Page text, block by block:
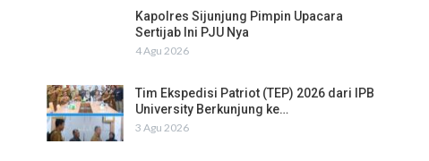
Kapolres Sijunjung Pimpin Upacara
Sertijab Ini PJU Nya
4 Agu 2026
Tim Ekspedisi Patriot (TEP) 2026 dari IPB
University Berkunjung ke…
3 Agu 2026